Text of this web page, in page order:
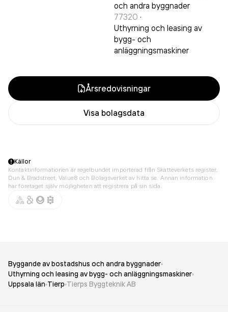
och andra byggnader
77320 ·
Uthyrning och leasing av
bygg- och
anläggningsmaskiner
Årsredovisningar
Visa bolagsdata
Källor
Kontaktinformationen är regelbundet importerad från Skatteverkets register,
Dun & Bradstreet, Value8 och Bolagsverket av hitta.se. Annan information
har företaget själv möjligheten att registrera på sin sida.
Byggande av bostadshus och andra byggnader
Uthyrning och leasing av bygg- och anläggningsmaskiner
Uppsala län Tierp Tierps Byggteknik AB